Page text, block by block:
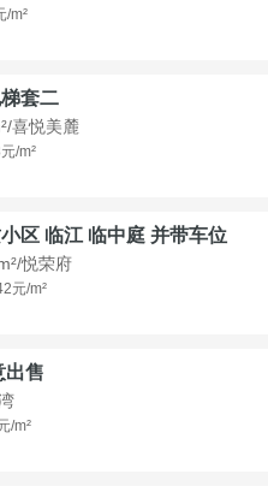
/m²
套二
喜悦美麓
/m²
区 临江 临中庭 并带车位
悦荣府
元/m²
出售
/m²